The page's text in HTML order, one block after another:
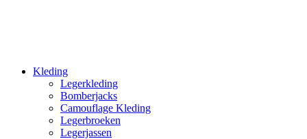
Kleding
Legerkleding
Bomberjacks
Camouflage Kleding
Legerbroeken
Legerjassen